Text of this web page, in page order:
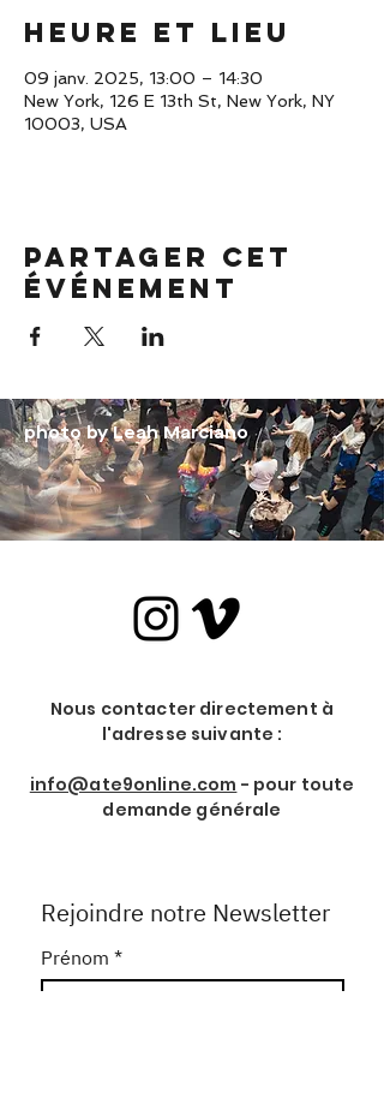
Heure et lieu
09 janv. 2025, 13:00 – 14:30
New York, 126 E 13th St, New York, NY
10003, USA
Partager cet
événement
photo by Leah Marciano
Nous contacter directement à
l'adresse suivante :
info@ate9online.com - pour toute
demande générale
Rejoindre notre Newsletter
Prénom *